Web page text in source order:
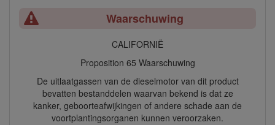
Waarschuwing
CALIFORNIË
Proposition 65 Waarschuwing
De uitlaatgassen van de dieselmotor van dit product
bevatten bestanddelen waarvan bekend is dat ze
kanker, geboorteafwijkingen of andere schade aan de
voortplantingsorganen kunnen veroorzaken.